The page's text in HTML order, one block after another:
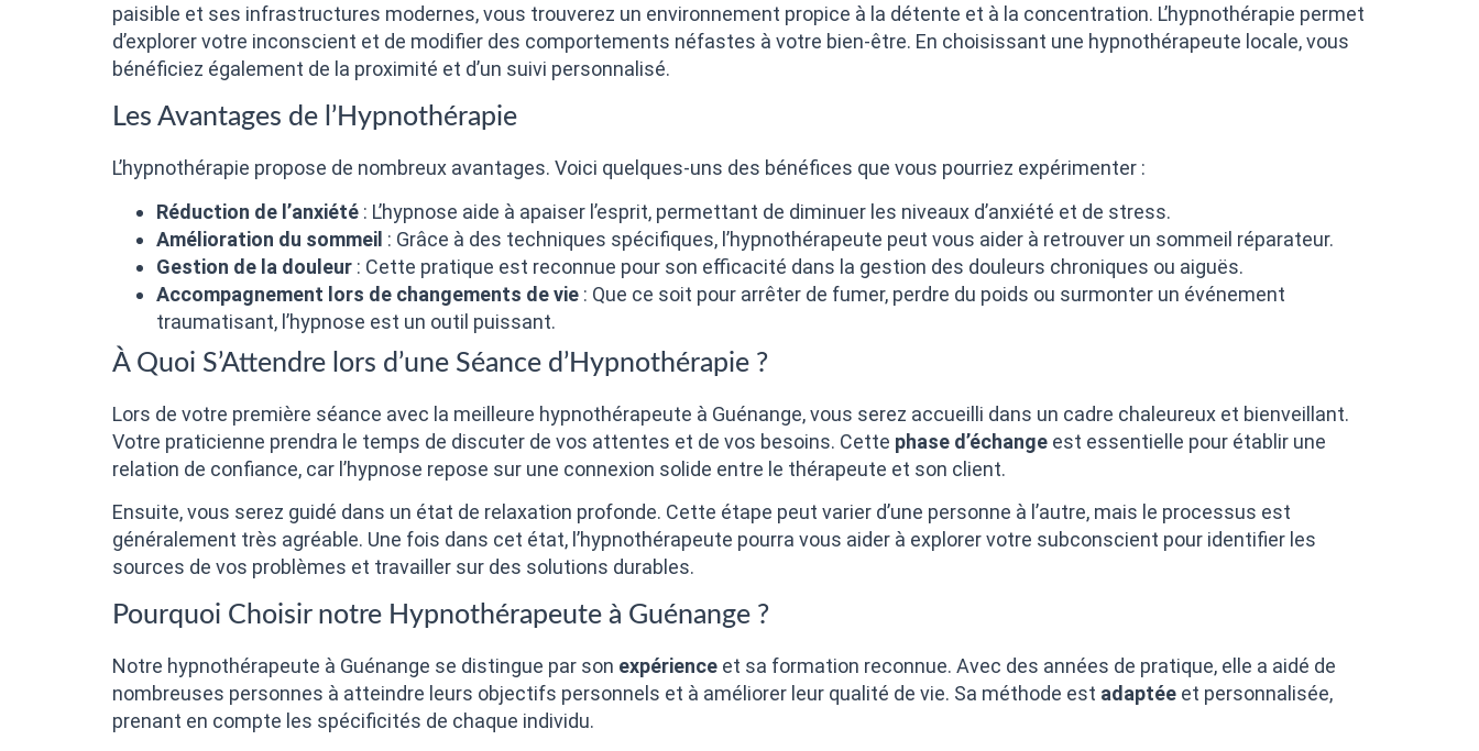
paisible et ses infrastructures modernes, vous trouverez un environnement propice à la détente et à la concentration. L’hypnothérapie permet
d’explorer votre inconscient et de modifier des comportements néfastes à votre bien-être. En choisissant une hypnothérapeute locale, vous
bénéficiez également de la proximité et d’un suivi personnalisé.
Les Avantages de l’Hypnothérapie
L’hypnothérapie propose de nombreux avantages. Voici quelques-uns des bénéfices que vous pourriez expérimenter :
Réduction de l’anxiété : L’hypnose aide à apaiser l’esprit, permettant de diminuer les niveaux d’anxiété et de stress.
Amélioration du sommeil : Grâce à des techniques spécifiques, l’hypnothérapeute peut vous aider à retrouver un sommeil réparateur.
Gestion de la douleur : Cette pratique est reconnue pour son efficacité dans la gestion des douleurs chroniques ou aiguës.
Accompagnement lors de changements de vie : Que ce soit pour arrêter de fumer, perdre du poids ou surmonter un événement
traumatisant, l’hypnose est un outil puissant.
À Quoi S’Attendre lors d’une Séance d’Hypnothérapie ?
Lors de votre première séance avec la meilleure hypnothérapeute à Guénange, vous serez accueilli dans un cadre chaleureux et bienveillant.
Votre praticienne prendra le temps de discuter de vos attentes et de vos besoins. Cette phase d’échange est essentielle pour établir une
relation de confiance, car l’hypnose repose sur une connexion solide entre le thérapeute et son client.
Ensuite, vous serez guidé dans un état de relaxation profonde. Cette étape peut varier d’une personne à l’autre, mais le processus est
généralement très agréable. Une fois dans cet état, l’hypnothérapeute pourra vous aider à explorer votre subconscient pour identifier les
sources de vos problèmes et travailler sur des solutions durables.
Pourquoi Choisir notre Hypnothérapeute à Guénange ?
Notre hypnothérapeute à Guénange se distingue par son expérience et sa formation reconnue. Avec des années de pratique, elle a aidé de
nombreuses personnes à atteindre leurs objectifs personnels et à améliorer leur qualité de vie. Sa méthode est adaptée et personnalisée,
prenant en compte les spécificités de chaque individu.